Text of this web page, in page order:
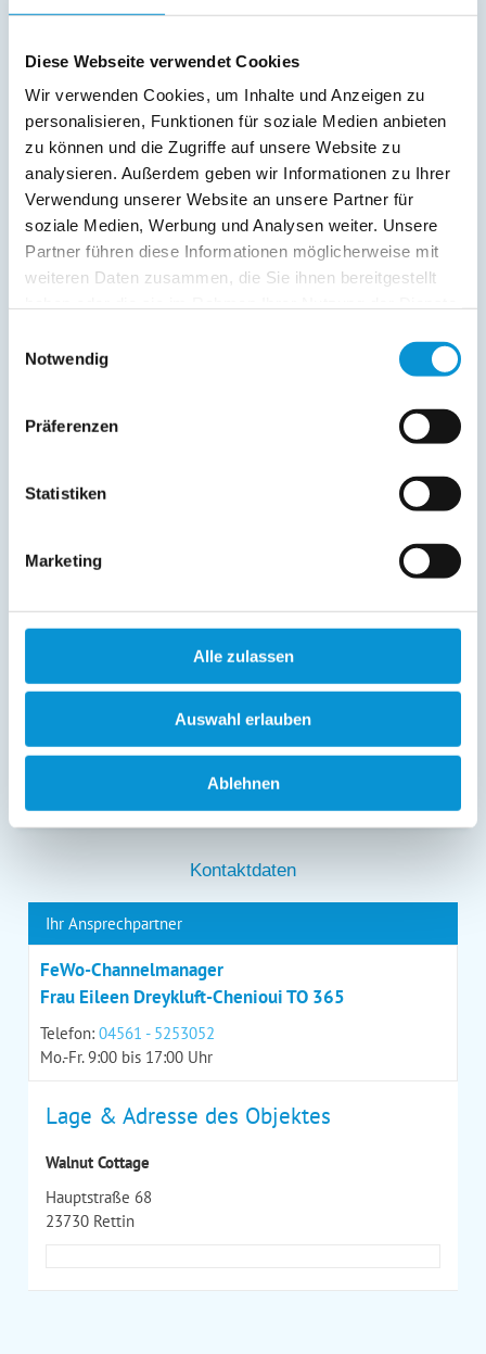
Diese Webseite verwendet Cookies
Wir verwenden Cookies, um Inhalte und Anzeigen zu
personalisieren, Funktionen für soziale Medien anbieten
zu können und die Zugriffe auf unsere Website zu
analysieren. Außerdem geben wir Informationen zu Ihrer
Verwendung unserer Website an unsere Partner für
soziale Medien, Werbung und Analysen weiter. Unsere
Partner führen diese Informationen möglicherweise mit
weiteren Daten zusammen, die Sie ihnen bereitgestellt
Notwendig
Präferenzen
Statistiken
Marketing
Alle zulassen
Auswahl erlauben
Ablehnen
Freier Kommentar an Vermieter
Kopie der Nachricht per Mail zusenden
damit einverstanden.
*
Bearbeitung Ihres Anliegens
Auskunft über die bei der Ostsee-Ferienwohnungen.de
gespeicherten Daten erhalten sowie die Berichtigung,
Bearbeitung Ihres Anliegens kann diesem
entgegenstehen. Die vorgenannten Rechte können Sie
über die imImpressumangegebenen
Ihnen ein Beschwerderecht bei einer Aufsichtsbehörde
zu.
Kontaktdaten
Ihr Ansprechpartner
FeWo-Channelmanager
Frau Eileen Dreykluft-Chenioui TO 365
Telefon: 04561 - 5253052
Mo.-Fr. 9:00 bis 17:00 Uhr
Lage & Adresse des Objektes
Walnut Cottage
Hauptstraße 68
23730 Rettin